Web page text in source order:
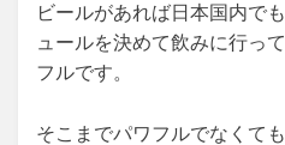
ビールがあれば日本国内で
ュールを決めて飲みに行っ
フルです。
そこまでパワフルでなくて